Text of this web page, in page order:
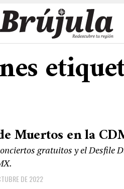
Muertos en la
gratuitos y el Desfile
DE 2022